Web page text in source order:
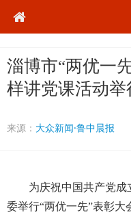
淄博市“两优一
样讲党课活动举
来源： 大众新闻·鲁中晨报
为庆祝中国共产党成
委举行“两优一先”表彰大